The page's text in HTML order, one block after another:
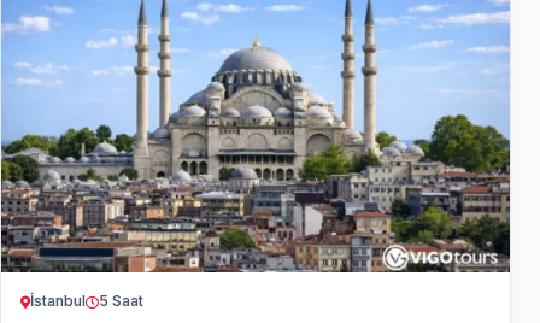
İstanbul 5 Saat